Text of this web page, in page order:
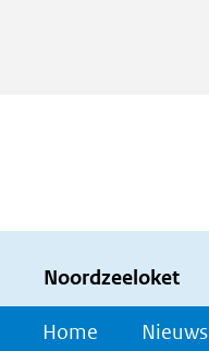
van
cookies
op
deze
Noordzeeloket
Home Nieuws